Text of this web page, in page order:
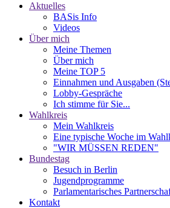
Aktuelles
BASis Info
Videos
Über mich
Meine Themen
Über mich
Meine TOP 5
Einnahmen und Ausgaben
Lobby-Gespräche
Ich stimme für Sie...
Wahlkreis
Mein Wahlkreis
Eine typische Woche im
"WIR MÜSSEN REDEN"
Bundestag
Besuch in Berlin
Jugendprogramme
Parlamentarisches
Kontakt